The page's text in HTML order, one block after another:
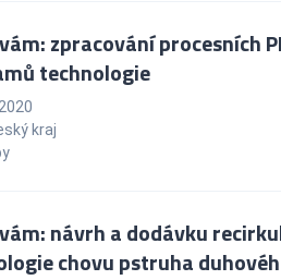
zpracování procesních
technologie
kraj
návrh a dodávku
chovu pstruha